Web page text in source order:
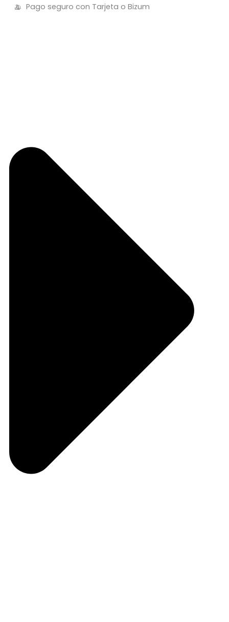
Pago seguro con Tarjeta o Bizum